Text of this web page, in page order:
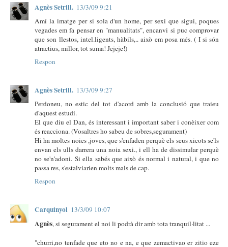
Agnès Setrill. 13/3/09 9:21
Amí la imatge per si sola d'un home, per sexi que sigui, poques
vegades em fa pensar en "manualitats", encanvi si puc comprovar
que son llestos, intel.ligents, hàbils,.. això em posa més. ( I si són
atractius, millor, tot suma! Jejeje!)
Respon
Agnès Setrill. 13/3/09 9:27
Perdoneu, no estic del tot d'acord amb la conclusió que traieu
d'aquest estudi.
El que diu el Dan, és interessant i important saber i conèixer com
és reacciona. (Vosaltres ho sabeu de sobres,segurament)
Hi ha moltes noies ,joves, que s'enfaden perquè els seus xicots se'ls
envan els ulls darrera una noia sexi., i ell ha de dissimular perquè
no se'n'adoni. Si ella sabés que això és normal i natural, i que no
passa res, s'estalviarien molts mals de cap.
Respon
Carquinyol 13/3/09 10:07
Agnès, si segurament el noi li podrà dir amb tota tranquil·litat ...
"churri,no tenfade que eto no e na, e que zemactivao er zitio eze